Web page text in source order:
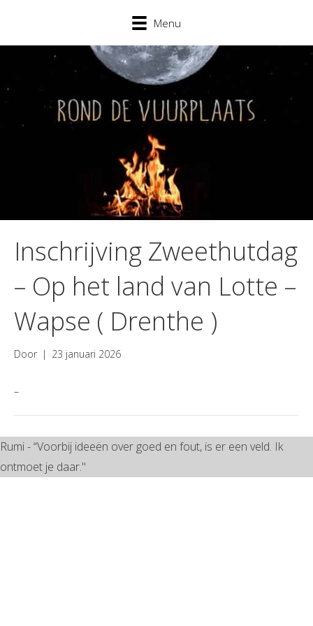
Menu
Inschrijving Zweethutdag
– Op het land van Lotte –
Wapse ( Drenthe )
Door | 23 januari 2026
–
Rumi - “Voorbij ideeën over goed en fout, is er een veld. Ik
ontmoet je daar."